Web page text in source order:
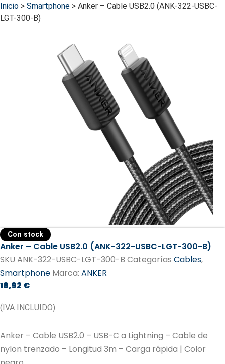
Inicio > Smartphone > Anker – Cable USB2.0 (ANK-322-USBC-
LGT-300-B)
Con stock
Anker – Cable USB2.0 (ANK-322-USBC-LGT-300-B)
SKU ANK-322-USBC-LGT-300-B Categorías Cables,
Smartphone Marca: ANKER
18,92 €
(IVA INCLUIDO)
Anker – Cable USB2.0 – USB-C a Lightning – Cable de
nylon trenzado – Longitud 3m – Carga rápida | Color